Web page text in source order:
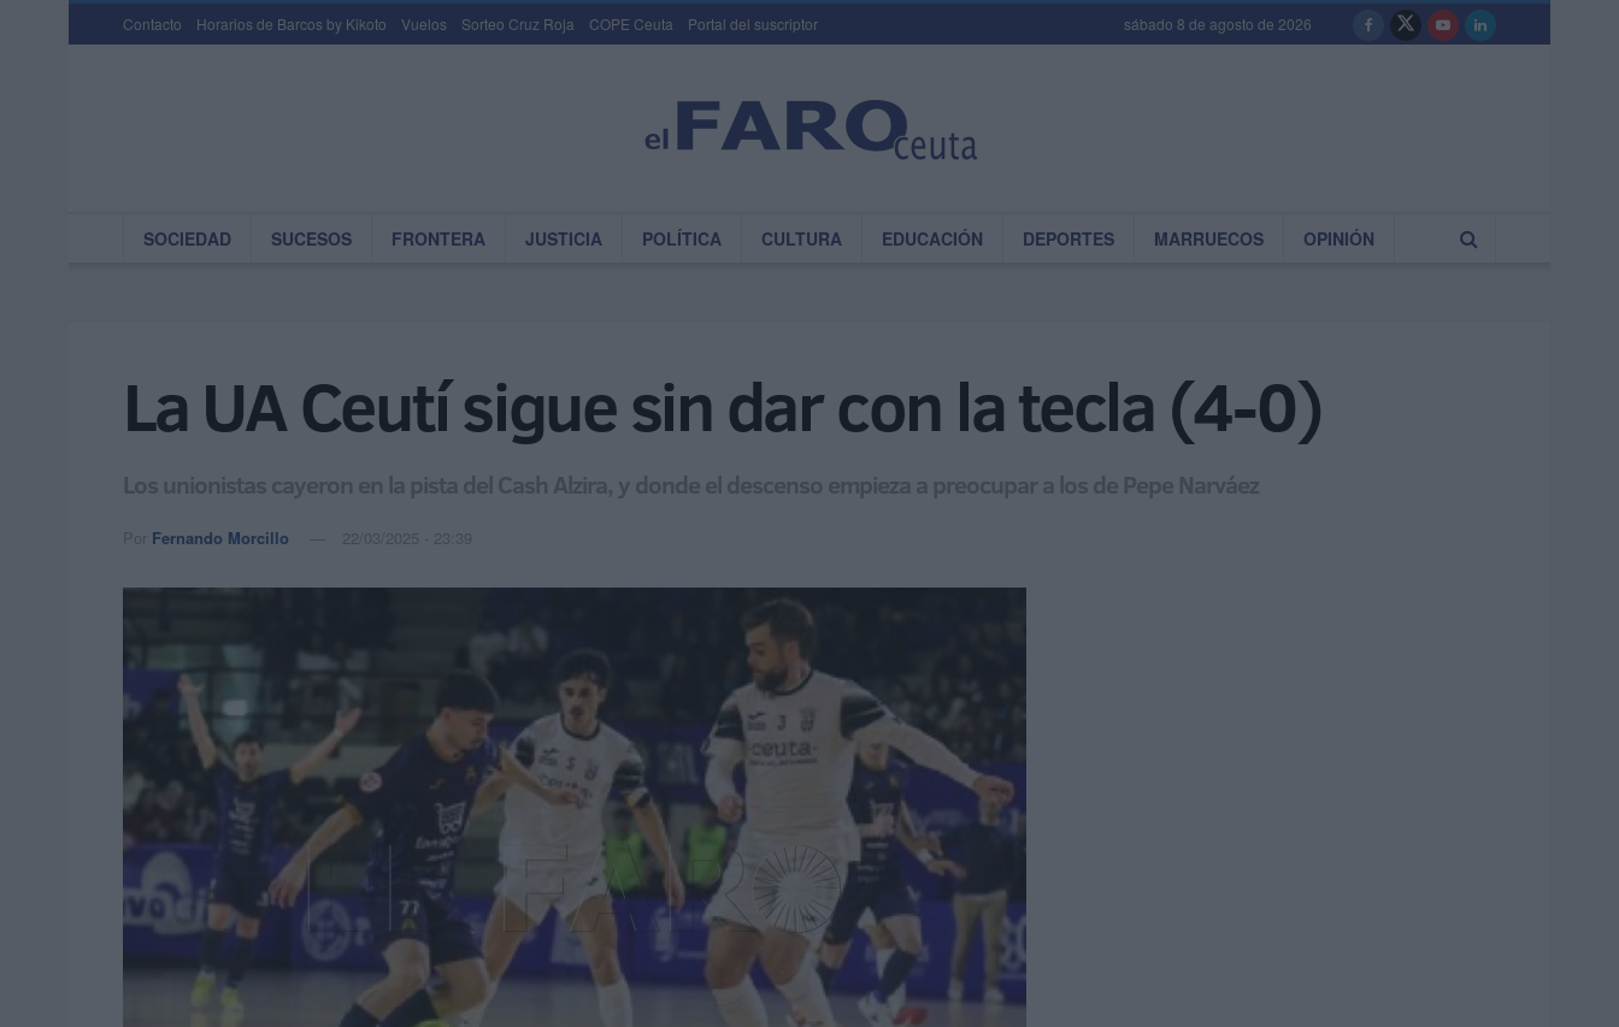
Contacto Horarios de Barcos by Kikoto Vuelos Sorteo Cruz Roja COPE Ceuta Portal del suscriptor sábado 8 de agosto de 2026
SOCIEDAD SUCESOS FRONTERA JUSTICIA POLÍTICA CULTURA EDUCACIÓN DEPORTES MARRUECOS OPINIÓN
La UA Ceutí sigue sin dar con la tecla (4-0)
Los unionistas cayeron en la pista del Cash Alzira, y donde el descenso empieza a preocupar a los de Pepe Narváez
Por Fernando Morcillo 22/03/2025 - 23:39